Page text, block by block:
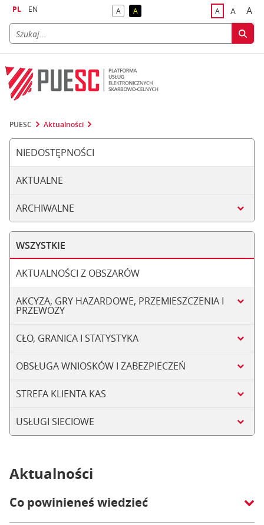
PL EN Akontrast domyślny
Akontrast żółty tekst na czarnym tle
Adomyślna
A A
PUESC Aktualności
NIEDOSTĘPNOŚCI
AKTUALNE
ARCHIWALNE
WSZYSTKIE
AKTUALNOŚCI Z OBSZARÓW
AKCYZA, GRY HAZARDOWE, PRZEMIESZCZENIA I
PRZEWOZY
CŁO, GRANICA I STATYSTYKA
OBSŁUGA WNIOSKÓW I ZABEZPIECZEŃ
STREFA KLIENTA KAS
USŁUGI SIECIOWE
Aktualności
Co powinieneś wiedzieć